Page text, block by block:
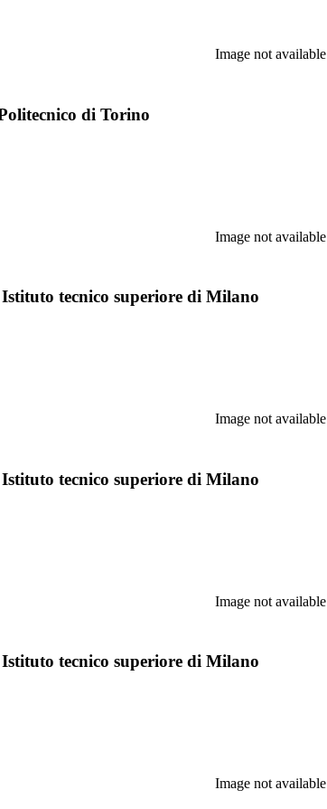
Image not available
di Torino
Image not available
tecnico superiore di Milano
Image not available
tecnico superiore di Milano
Image not available
tecnico superiore di Milano
Image not available